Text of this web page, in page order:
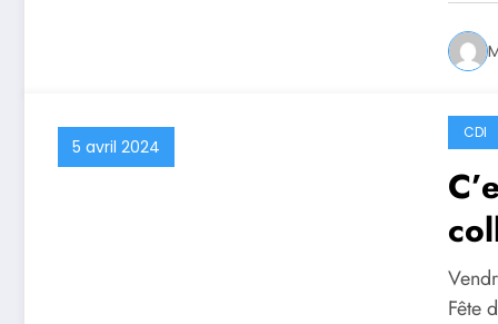
5 avril 2024
CDI
Fête